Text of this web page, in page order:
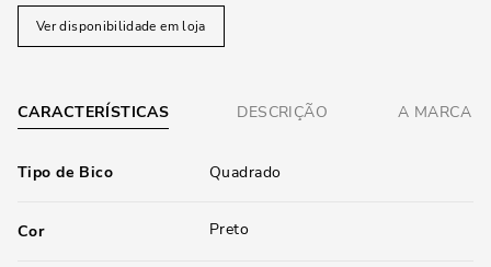
Ver disponibilidade em loja
CARACTERÍSTICAS DESCRIÇÃO A MARCA
Tipo de Bico Quadrado
Cor Preto